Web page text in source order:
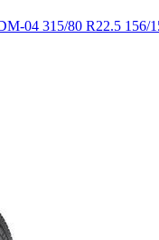
04 315/80 R22.5 156/